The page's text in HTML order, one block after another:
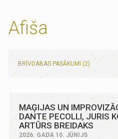
Afiša
BRĪVDABAS PASĀKUMI (2)
MAĢIJAS UN
DANTE PECOLLI, JURIS
ARTŪRS BREIDAKS
2026. GADA 10. JŪNIJS